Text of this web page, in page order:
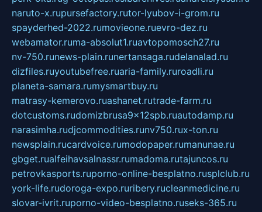
naruto-x.rupursefactory.rutor-lyubov-i-grom.ru
spayderhed-2022.rumovieone.ruevro-dez.ru
webamator.ruma-absolut1.ruavtopomosch27.ru
nv-750.runews-plain.runertansaga.rudelanalad.ru
dizfiles.ruyoutubefree.ruaria-family.ruroadli.ru
planeta-samara.rumysmartbuy.ru
matrasy-kemerovo.ruashanet.rutrade-farm.ru
dotcustoms.rudomizbrusa9x12spb.ruautodamp.ru
narasimha.rudjcommodities.runv750.rux-ton.ru
newsplain.rucardvoice.rumodopaper.rumanunae.ru
gbget.rualfeihavsalnassr.rumadoma.rutajuncos.ru
petrovkasports.ruporno-online-besplatno.rusplclub.ru
york-life.rudoroga-expo.ruribery.rucleanmedicine.ru
slovar-ivrit.ruporno-video-besplatno.ruseks-365.ru